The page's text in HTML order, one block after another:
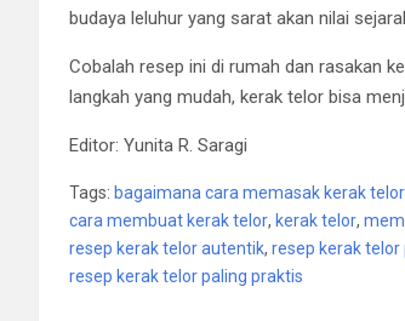
budaya leluhur yang sarat akan nilai
Cobalah resep ini di rumah dan rasakan
langkah yang mudah, kerak telor bisa
Editor: Yunita R. Saragi
Tags: bagaimana cara memasak kerak telor
cara membuat kerak telor, kerak telor,
resep kerak telor autentik, resep kerak telor
resep kerak telor paling praktis